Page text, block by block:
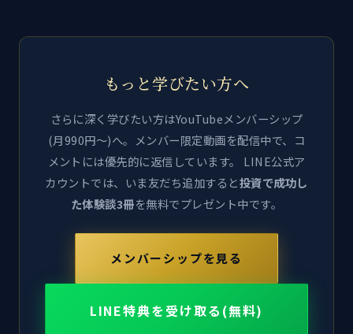
もっと学びたい方へ
さらに深く学びたい方はYouTubeメンバーシップ
(月990円〜)へ。メンバー限定動画を配信中で、コ
メントには優先的に返信しています。 LINE公式ア
カウントでは、いま友だち追加すると投資で成功し
た体験談3冊を無料でプレゼント中です。
メンバーシップを見る
LINE特典を受け取る(無料)